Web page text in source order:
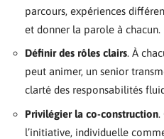
parcours, expériences
et donner la parole à chacun.
Définir des rôles clairs. À
peut animer, un senior
clarté des responsabilités
Privilégier la co-construction.
l’initiative, individuelle